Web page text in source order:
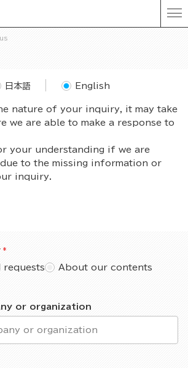
nature of your inquiry, it may take
we are able to make a response to
your understanding if we are
to the missing information or
inquiry.
日本語 English
requests
About our contents
or organization